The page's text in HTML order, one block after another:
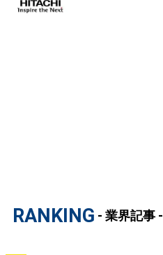
RANKING - 業界記事 -